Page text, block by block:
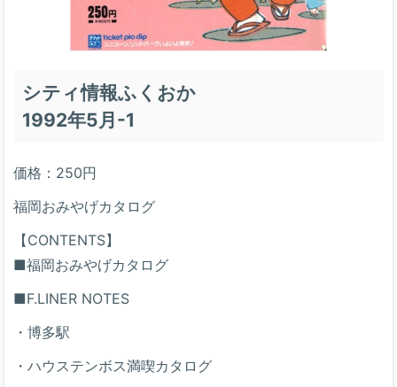
シティ情報ふくおか
1992年5月-1
価格：250円
福岡おみやげカタログ
【CONTENTS】
■福岡おみやげカタログ
■F.LINER NOTES
・博多駅
・ハウステンボス満喫カタログ